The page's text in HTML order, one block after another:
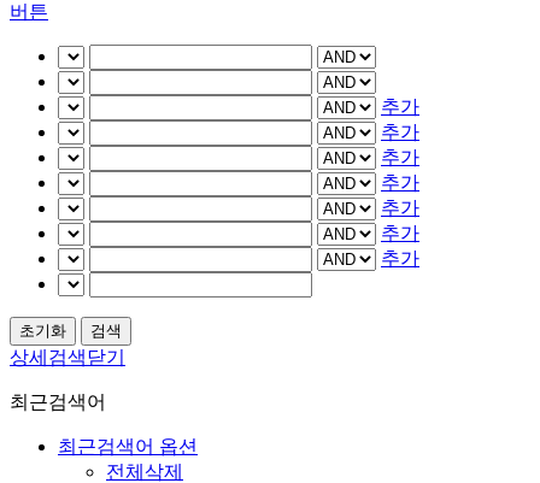
버튼
추가
추가
추가
추가
추가
추가
추가
상세검색닫기
최근검색어
최근검색어 옵션
전체삭제